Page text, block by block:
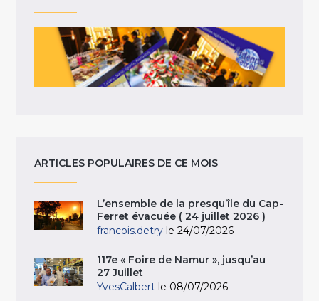
ARTICLES POPULAIRES DE CE MOIS
L’ensemble de la presqu’île du Cap-
Ferret évacuée ( 24 juillet 2026 )
francois.detry le 24/07/2026
117e « Foire de Namur », jusqu’au
27 Juillet
YvesCalbert le 08/07/2026